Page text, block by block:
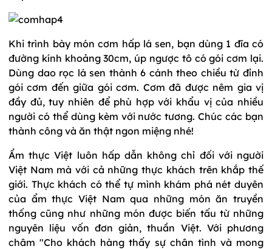
Khi trình bày món cơm hấp lá sen, bạn dùng 1 đĩa có
đường kính khoảng 30cm, úp ngược tô có gói cơm lại.
Dùng dao rọc lá sen thành 6 cánh theo chiều từ đỉnh
gói cơm đến giữa gói cơm. Cơm đã được nêm gia vị
đầy đủ, tuy nhiên để phù hợp với khẩu vị của nhiều
người có thể dùng kèm với nước tương. Chúc các bạn
thành công và ăn thật ngon miệng nhé!
Ẩm thực Việt luôn hấp dẫn không chỉ đối với người
Việt Nam mà với cả những thực khách trên khắp thế
giới. Thực khách có thể tự mình khám phá nét duyên
của ẩm thực Việt Nam qua những món ăn truyền
thống cũng như những món được biến tấu từ những
nguyên liệu vốn đơn giản, thuần Việt. Với phương
châm "Cho khách hàng thấy sự chân tình và mong